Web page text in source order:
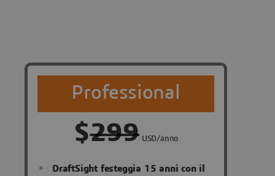
Professional
$299 USD/anno
DraftSight festeggia 15 anni con il